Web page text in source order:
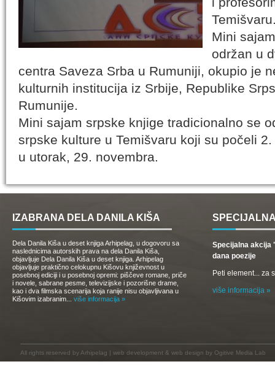
Mini
održan u
centra Saveza Srba u Rumuniji, okupio je
kulturnih institucija iz Srbije, Republike
Rumunije.
Mini sajam srpske knjige tradicionalno se
srpske kulture u Temišvaru koji su počeli
u utorak, 29. novembra.
IZABRANA DELA DANILA KIŠA
Dela Danila Kiša u deset knjiga Arhipelag, u dogovoru sa
naslednicima autorskih prava na dela Danila Kiša,
objavljuje Dela Danila Kiša u deset knjiga. Arhipelag
objavljuje praktično celokupnu Kišovu književnost u
posebnoj ediciji i u posebnoj opremi: piščeve romane, priče
i novele, sabrane pesme, televizijske i pozorišne drame,
kao i dva filmska scenarija koja ranije nisu objavljivana u
Kišovim izabranim... više informacija »
Specijalna akcija
dana poezije
Peti element... za
više informacija »
All rights reserved by Arhipelag | web development & web design by Ogitive Media Lab